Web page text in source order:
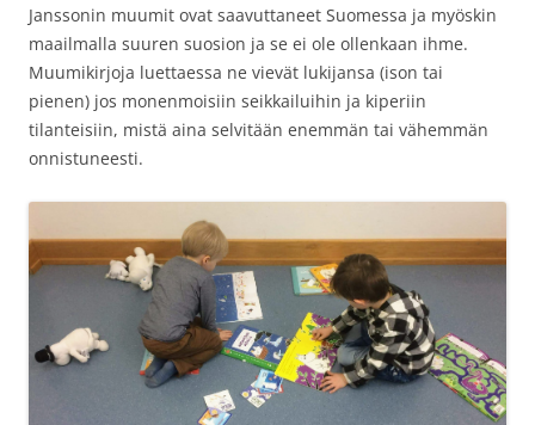
Janssonin muumit ovat saavuttaneet Suomessa ja myöskin
maailmalla suuren suosion ja se ei ole ollenkaan ihme.
Muumikirjoja luettaessa ne vievät lukijansa (ison tai
pienen) jos monenmoisiin seikkailuihin ja kiperiin
tilanteisiin, mistä aina selvitään enemmän tai vähemmän
onnistuneesti.